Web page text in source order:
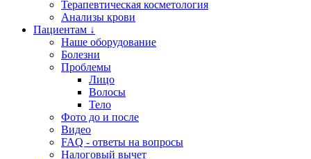
Терапевтическая косметология
Анализы крови
Пациентам ↓
Наше оборудование
Болезни
Проблемы
Лицо
Волосы
Тело
Фото до и после
Видео
FAQ - ответы на вопросы
Налоговый вычет